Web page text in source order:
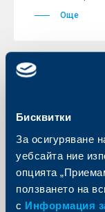
Бисквитки
За осигуряване
уебсайта ние
опцията
ползването на
с Информация
Още
12 януари 2012